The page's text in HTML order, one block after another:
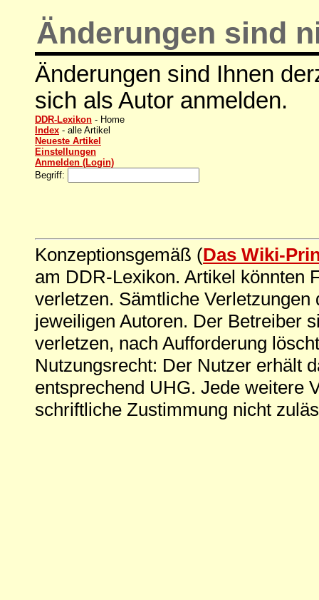
Änderungen sind
Änderungen sind Ihnen
sich als Autor anmelden.
DDR-Lexikon - Home
Index - alle Artikel
Neueste Artikel
Einstellungen
Anmelden (Login)
Begriff:
Konzeptionsgemäß (Das Wiki-
am DDR-Lexikon. Artikel könnten
verletzen. Sämtliche
jeweiligen Autoren. Der Betreiber
verletzen, nach Aufforderung
Nutzungsrecht: Der Nutzer erhält
entsprechend UHG. Jede weitere
schriftliche Zustimmung nicht